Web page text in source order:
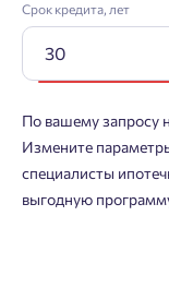
Срок кредита, лет
По вашему запросу
Измените
специалисты
выгодную
Заявка на
Пожалуйста,
Проект